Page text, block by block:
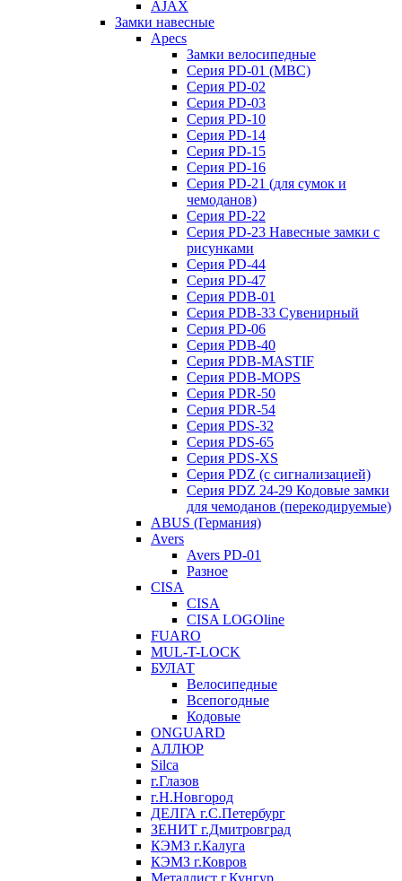
AJAX
Замки навесные
Apecs
Замки велосипедные
Серия PD-01 (МВС)
Серия PD-02
Серия PD-03
Серия PD-10
Серия PD-14
Серия PD-15
Серия PD-16
Серия PD-21 (для сумок и
чемоданов)
Серия PD-22
Серия PD-23 Навесные замки с
рисунками
Серия PD-44
Серия PD-47
Серия PDB-01
Серия PDB-33 Сувенирный
Серия PD-06
Серия PDB-40
Серия PDB-MASTIF
Серия PDB-MOPS
Серия PDR-50
Серия PDR-54
Серия PDS-32
Серия PDS-65
Серия PDS-XS
Серия PDZ (с сигнализацией)
Серия PDZ 24-29 Кодовые замки
для чемоданов (перекодируемые)
ABUS (Германия)
Avers
Avers PD-01
Разное
CISA
CISA
CISA LOGOline
FUARO
MUL-T-LOCK
БУЛАТ
Велосипедные
Всепогодные
Кодовые
ONGUARD
АЛЛЮР
Silca
г.Глазов
г.Н.Новгород
ДЕЛГА г.С.Петербург
ЗЕНИТ г.Дмитровград
КЭМЗ г.Калуга
КЭМЗ г.Ковров
Металлист г.Кунгур